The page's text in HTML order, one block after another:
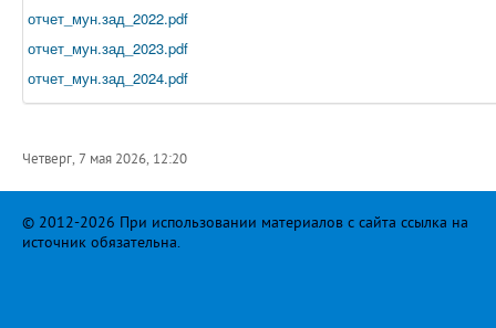
отчет_мун.зад_2022.pdf
отчет_мун.зад_2023.pdf
отчет_мун.зад_2024.pdf
Четверг, 7 мая 2026, 12:20
© 2012-2026 При использовании материалов с сайта ссылка на
источник обязательна.